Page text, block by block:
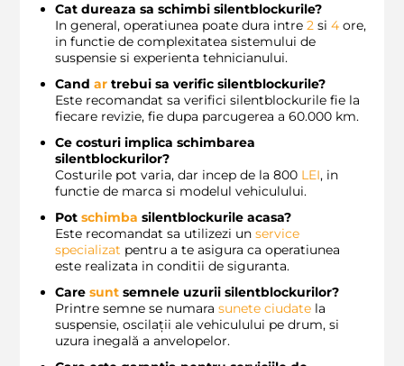
Cat dureaza sa schimbi silentblockurile?
In general, operatiunea poate dura intre 2 si 4 ore,
in functie de complexitatea sistemului de
suspensie si experienta tehnicianului.
Cand ar trebui sa verific silentblockurile?
Este recomandat sa verifici silentblockurile fie la
fiecare revizie, fie dupa parcugerea a 60.000 km.
Ce costuri implica schimbarea
silentblockurilor?
Costurile pot varia, dar incep de la 800 LEI, in
functie de marca si modelul vehiculului.
Pot schimba silentblockurile acasa?
Este recomandat sa utilizezi un service
specializat pentru a te asigura ca operatiunea
este realizata in conditii de siguranta.
Care sunt semnele uzurii silentblockurilor?
Printre semne se numara sunete ciudate la
suspensie, oscilații ale vehiculului pe drum, si
uzura inegală a anvelopelor.